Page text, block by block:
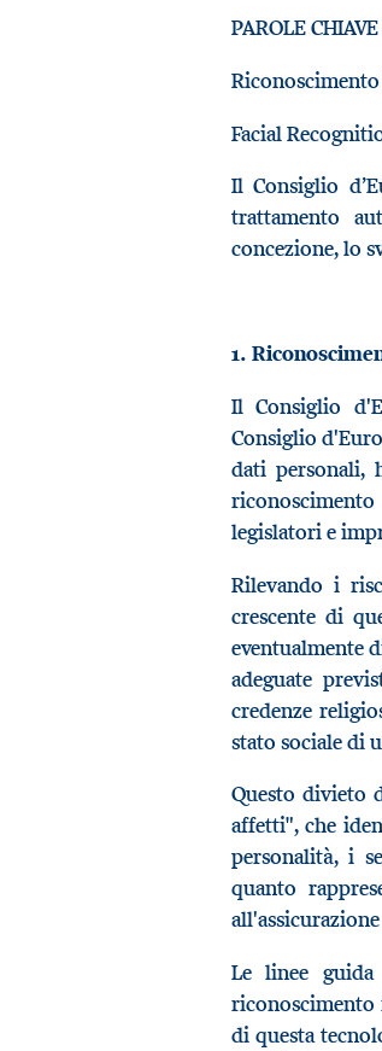
PAROLE
Riconoscimento
Facial
Il Consiglio
trattamento
concezione, lo
1.
Il Consiglio
Consiglio
dati personali,
legislatori e
Rilevando i
crescente di
eventualmente
adeguate
credenze
stato sociale di
Questo divieto
affetti", che
personalità, i
quanto
Le linee
riconoscimento
di questa